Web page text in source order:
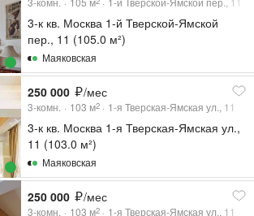
3-к кв. Москва 1-й Тверской-Ямской
пер., 11 (105.0 м²)
Маяковская
250 000 /мес
3-комн. 103 м2 1-я Тверская-Ямская ул., 11
3-к кв. Москва 1-я Тверская-Ямская ул.,
11 (103.0 м²)
Маяковская
250 000 /мес
3-комн. 103 м2 1-я Тверская-Ямская ул., 11